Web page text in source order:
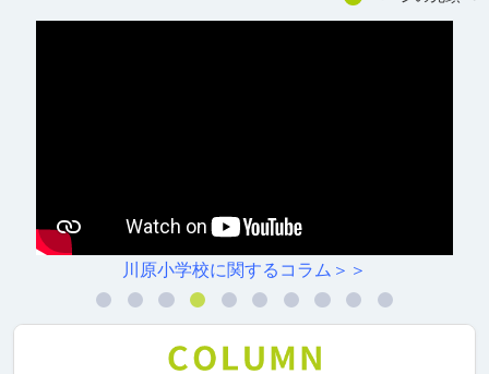
川原小学校に関するコラム＞＞